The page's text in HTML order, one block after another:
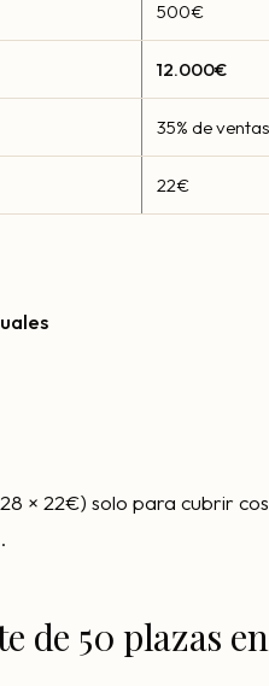
500€
12.000€
35% de ventas
22€
× 22€) solo para cubrir
de 50 plazas en